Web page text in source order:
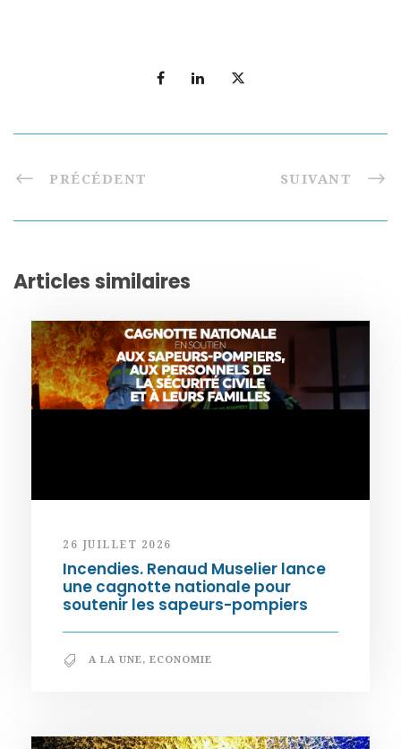
PRÉCÉDENT SUIVANT
Articles similaires
26 JUILLET 2026
Incendies. Renaud Muselier lance
une cagnotte nationale pour
soutenir les sapeurs-pompiers
A LA UNE, ECONOMIE